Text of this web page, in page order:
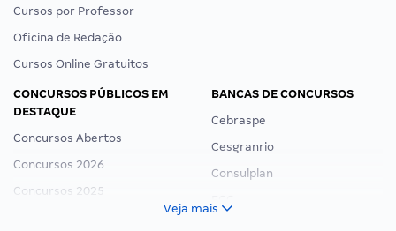
Cursos por Professor
Oficina de Redação
Cursos Online Gratuitos
CONCURSOS PÚBLICOS EM
DESTAQUE
Concursos Abertos
Concursos 2026
Concursos 2025
BANCAS DE CONCURSOS
Cebraspe
Cesgranrio
Consulplan
Veja mais